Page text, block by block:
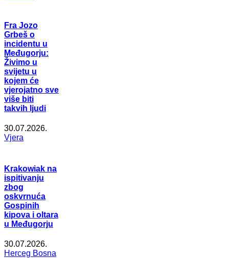
Fra Jozo
Grbeš o
incidentu u
Međugorju:
Živimo u
svijetu u
kojem će
vjerojatno sve
više biti
takvih ljudi
30.07.2026.
Vjera
Krakowiak na
ispitivanju
zbog
oskvrnuća
Gospinih
kipova i oltara
u Međugorju
30.07.2026.
Herceg Bosna